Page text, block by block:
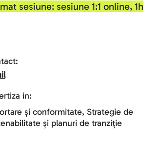
sesiune: sesiune 1:1 online, 1h
in:
și conformitate, Strategie de
și planuri de tranziție